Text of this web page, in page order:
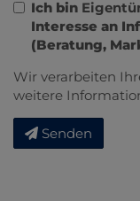
Ich bin
Interesse an
(Beratung,
Wir verarbeiten
weitere
Senden